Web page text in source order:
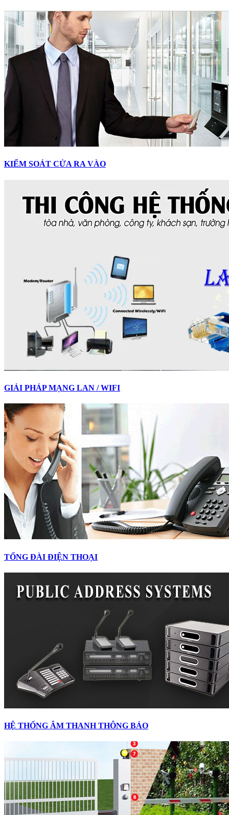
KIỂM SOÁT CỬA RA VÀO
GIẢI PHÁP MẠNG LAN / WIFI
TỔNG ĐÀI ĐIỆN THOẠI
HỆ THỐNG ÂM THANH THÔNG BÁO